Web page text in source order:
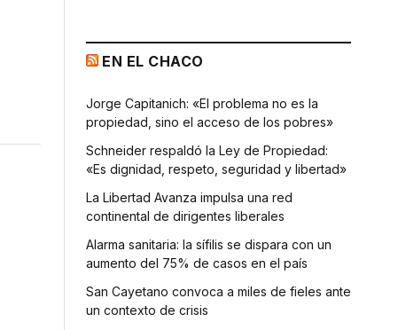
EN EL CHACO
Jorge Capitanich: «El problema no es la
propiedad, sino el acceso de los pobres»
Schneider respaldó la Ley de Propiedad:
«Es dignidad, respeto, seguridad y libertad»
La Libertad Avanza impulsa una red
continental de dirigentes liberales
Alarma sanitaria: la sífilis se dispara con un
aumento del 75% de casos en el país
San Cayetano convoca a miles de fieles ante
un contexto de crisis